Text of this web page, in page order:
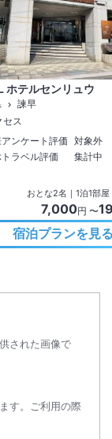
ホテルセンリュウ
諫早
セス
ンケート評価 対象外
ラベル評価
集計中
おとな2名 ｜ 1泊1部屋
7,000円 〜
宿泊プランを見
された画像で
す。ご利用の際